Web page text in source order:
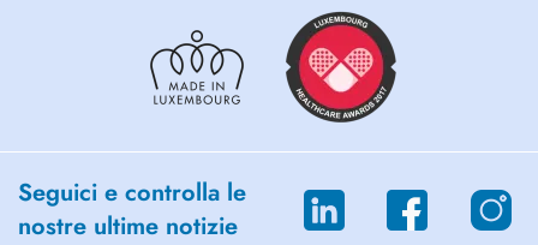
Seguici e controlla le
nostre ultime notizie